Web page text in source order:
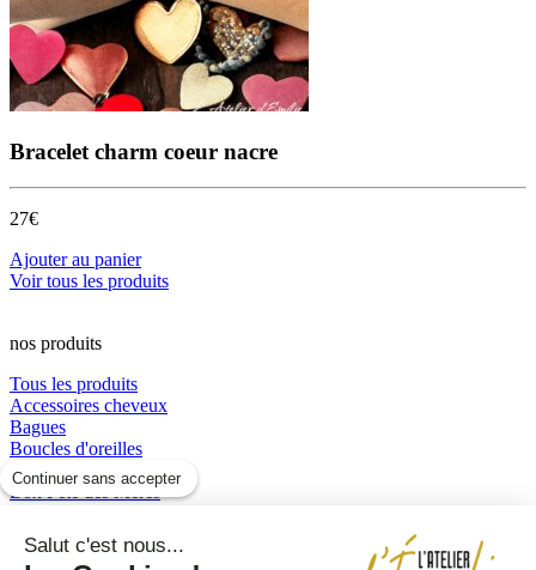
Bracelet charm coeur nacre
27€
Ajouter au panier
Voir tous les produits
nos produits
Tous les produits
Accessoires cheveux
Bagues
Boucles d'oreilles
Boucles d’oreilles
Box Fête des Mères
Colliers
perles et résine
Continuer sans accepter
Salut c'est nous...